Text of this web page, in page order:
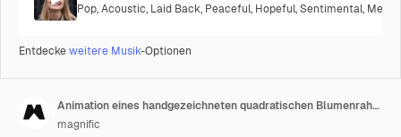
Pop,Acoustic, Laid Back, Peaceful, Hopeful,Sentimental,
Entdeckeweitere Musik-Optionen
Animation eines handgezeichneten quadratischen Blumenrahmen-Hintergrunds
magnific